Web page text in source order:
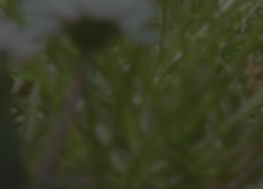
UNSER SCHUL-/SPORTFEST
2026